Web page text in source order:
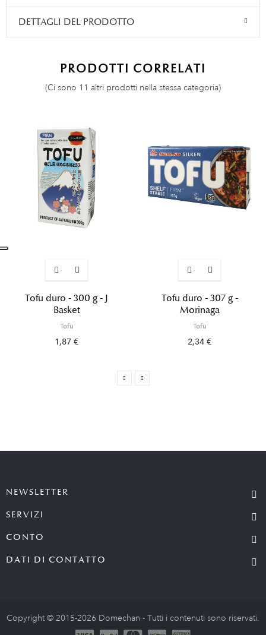
DETTAGLI DEL PRODOTTO
PRODOTTI CORRELATI
(Ci sono 11 altri prodotti nella stessa categoria)
Tofu duro - 300 g - J
Basket
Tofu
1,87 €
Tofu duro - 307 g -
Morinaga
Tofu
2,34 €
NEWSLETTER
SERVIZI
CONTO
DATI DI CONTATTO
Copyright © 2015-2026 Domechan - Tutti i contenuti sono riservati.